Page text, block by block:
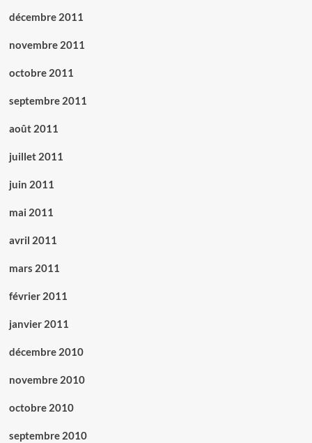
décembre 2011
novembre 2011
octobre 2011
septembre 2011
août 2011
juillet 2011
juin 2011
mai 2011
avril 2011
mars 2011
février 2011
janvier 2011
décembre 2010
novembre 2010
octobre 2010
septembre 2010